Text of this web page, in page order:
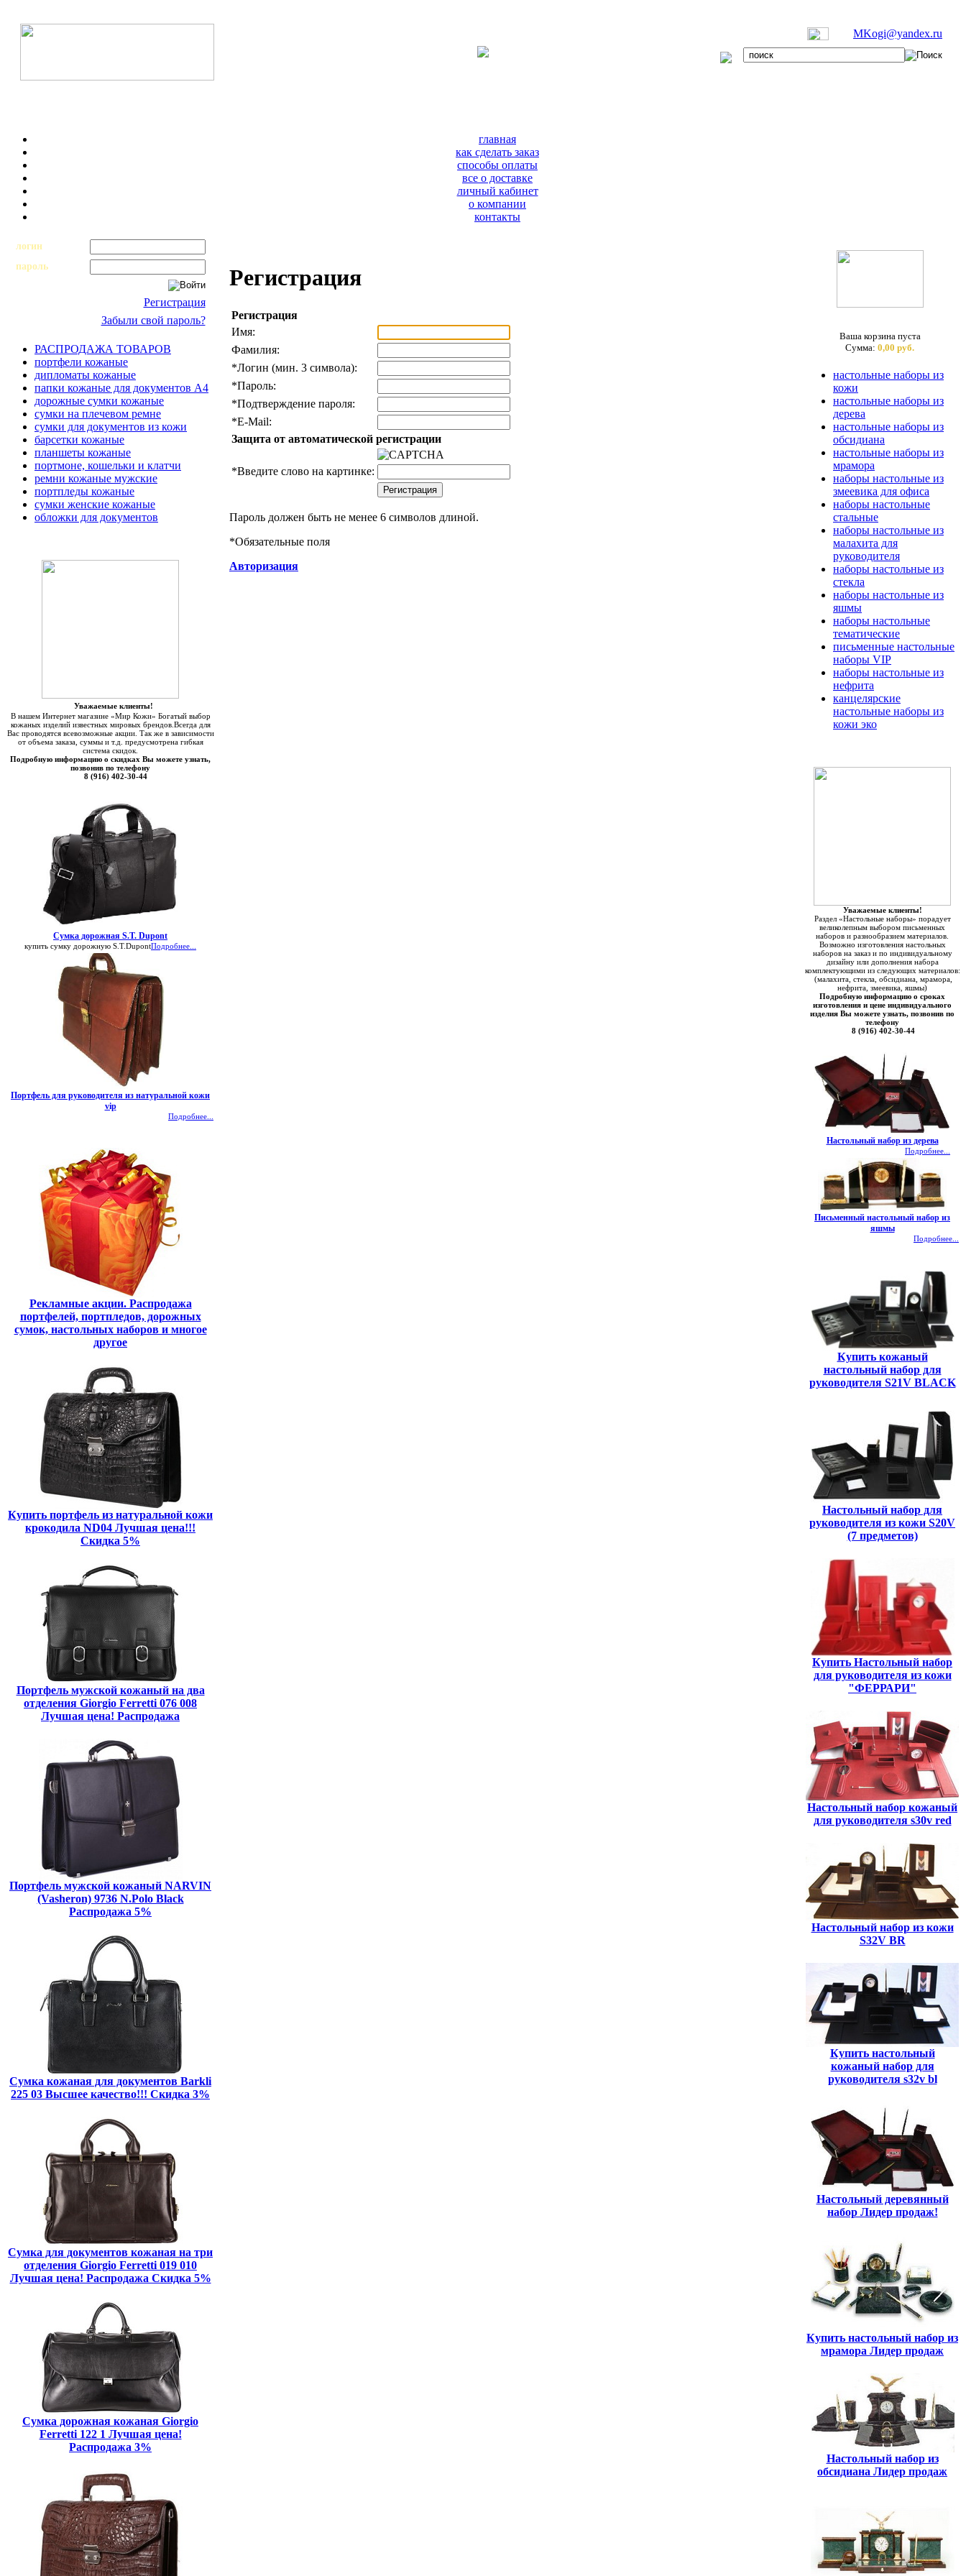
MKogi@yandex.ru
главная
как сделать заказ
способы оплаты
все о доставке
личный кабинет
о компании
контакты
логин
пароль
Регистрация
Забыли свой пароль?
РАСПРОДАЖА ТОВАРОВ
портфели кожаные
дипломаты кожаные
папки кожаные для документов А4
дорожные сумки кожаные
сумки на плечевом ремне
сумки для документов из кожи
барсетки кожаные
планшеты кожаные
портмоне, кошельки и клатчи
ремни кожаные мужские
портпледы кожаные
сумки женские кожаные
обложки для документов
Уважаемые клиенты!
В нашем Интернет магазине «Мир Кожи» Богатый выбор
кожаных изделий известных мировых брендов.Всегда для
Вас проводятся всевозможные акции. Так же в зависимости
от объема заказа, суммы и т.д. предусмотрена гибкая
система скидок.
Подробную информацию о скидках Вы можете узнать,
позвонив по телефону
8 (916) 402-30-44
Сумка дорожная S.T. Dupont
купить сумку дорожную S.T.DupontПодробнее...
Портфель для руководителя из натуральной кожи
vip
Подробнее...
Рекламные акции. Распродажа
портфелей, портпледов, дорожных
сумок, настольных наборов и многое
другое
Купить портфель из натуральной кожи
крокодила ND04 Лучшая цена!!!
Скидка 5%
Портфель мужской кожаный на два
отделения Giorgio Ferretti 076 008
Лучшая цена! Распродажа
Портфель мужской кожаный NARVIN
(Vasheron) 9736 N.Polo Black
Распродажа 5%
Сумка кожаная для документов Barkli
225 03 Высшее качество!!! Скидка 3%
Сумка для документов кожаная на три
отделения Giorgio Ferretti 019 010
Лучшая цена! Распродажа Скидка 5%
Сумка дорожная кожаная Giorgio
Ferretti 122 1 Лучшая цена!
Распродажа 3%
Регистрация
Регистрация
Имя:
Фамилия:
*Логин (мин. 3 символа):
*Пароль:
*Подтверждение пароля:
*E-Mail:
Защита от автоматической регистрации
*Введите слово на картинке:
Пароль должен быть не менее 6 символов длиной.
*Обязательные поля
Авторизация
Ваша корзина пуста
Сумма: 0,00 руб.
настольные наборы из
кожи
настольные наборы из
дерева
настольные наборы из
обсидиана
настольные наборы из
мрамора
наборы настольные из
змеевика для офиса
наборы настольные
стальные
наборы настольные из
малахита для
руководителя
наборы настольные из
стекла
наборы настольные из
яшмы
наборы настольные
тематические
письменные настольные
наборы VIP
наборы настольные из
нефрита
канцелярские
настольные наборы из
кожи эко
Уважаемые клиенты!
Раздел «Настольные наборы» порадует
великолепным выбором письменных
наборов и разнообразием материалов.
Возможно изготовления настольных
наборов на заказ и по индивидуальному
дизайну или дополнения набора
комплектующими из следующих материалов:
(малахита, стекла, обсидиана, мрамора,
нефрита, змеевика, яшмы)
Подробную информацию о сроках
изготовления и цене индивидуального
изделия Вы можете узнать, позвонив по
телефону
8 (916) 402-30-44
Настольный набор из дерева
Подробнее...
Письменный настольный набор из
яшмы
Подробнее...
Купить кожаный
настольный набор для
руководителя S21V BLACK
Настольный набор для
руководителя из кожи S20V
(7 предметов)
Купить Настольный набор
для руководителя из кожи
"ФЕРРАРИ"
Настольный набор кожаный
для руководителя s30v red
Настольный набор из кожи
S32V BR
Купить настольный
кожаный набор для
руководителя s32v bl
Настольный деревянный
набор Лидер продаж!
Купить настольный набор из
мрамора Лидер продаж
Настольный набор из
обсидиана Лидер продаж